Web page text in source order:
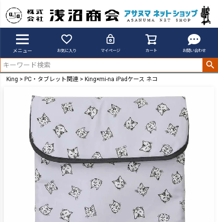
メニュー お気に入り マイページ カート お問い合わせ
King PC・タブレット関連 King×mi-na iPadケース ネコ